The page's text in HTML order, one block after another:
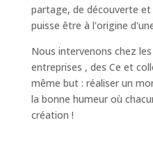
partage, de découverte
puisse être à l'origine
Nous intervenons chez
entreprises , des Ce et
même but : réaliser un
la bonne humeur où
création !